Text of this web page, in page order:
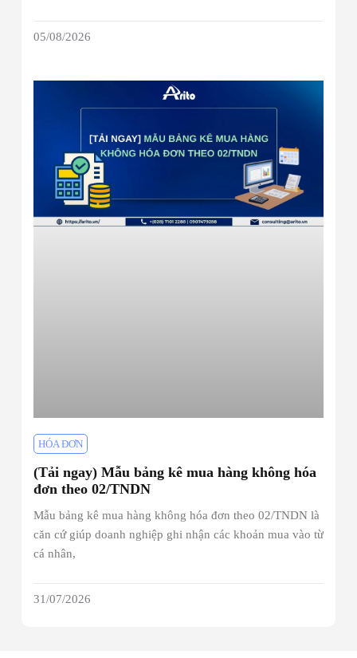
05/08/2026
HÓA ĐƠN
(Tải ngay) Mẫu bảng kê mua hàng không hóa
đơn theo 02/TNDN
Mẫu bảng kê mua hàng không hóa đơn theo 02/TNDN là
căn cứ giúp doanh nghiệp ghi nhận các khoản mua vào từ
cá nhân,
31/07/2026